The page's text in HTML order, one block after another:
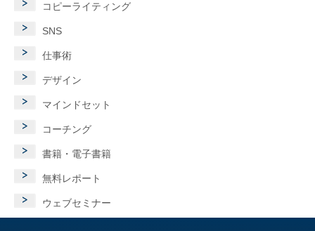
コピーライティング
SNS
仕事術
デザイン
マインドセット
コーチング
書籍・電子書籍
無料レポート
ウェブセミナー